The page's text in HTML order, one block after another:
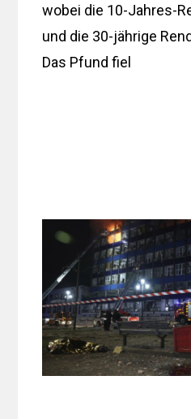
wobei die 10-Jahres-
und die 30-jährige
Das Pfund fiel